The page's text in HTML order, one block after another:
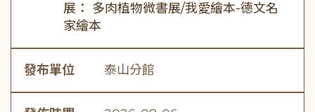
展： 多肉植物微書展/我愛繪本-德文名
家繪本
發布單位 泰山分館